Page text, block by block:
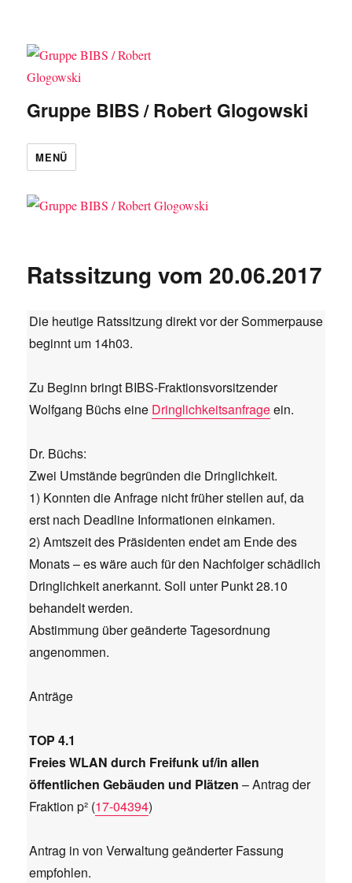
Gruppe BIBS / Robert Glogowski
MENÜ
Ratssitzung vom 20.06.2017
Die heutige Ratssitzung direkt vor der Sommerpause
beginnt um 14h03.
Zu Beginn bringt BIBS-Fraktionsvorsitzender
Wolfgang Büchs eine Dringlichkeitsanfrageein.
Dr. Büchs:
Zwei Umstände begründen die Dringlichkeit.
1) Konnten die Anfrage nicht früher stellen auf, da
erst nach Deadline Informationen einkamen.
2) Amtszeit des Präsidenten endet am Ende des
Monats – es wäre auch für den Nachfolger schädlich
Dringlichkeit anerkannt. Soll unter Punkt 28.10
behandelt werden.
Abstimmung über geänderte Tagesordnung
angenommen.
Anträge
TOP 4.1
Freies WLAN durch Freifunk uf/in allen
öffentlichen Gebäuden und Plätzen – Antrag der
Fraktion p² (17-04394)
Antrag in von Verwaltung geänderter Fassung
empfohlen.